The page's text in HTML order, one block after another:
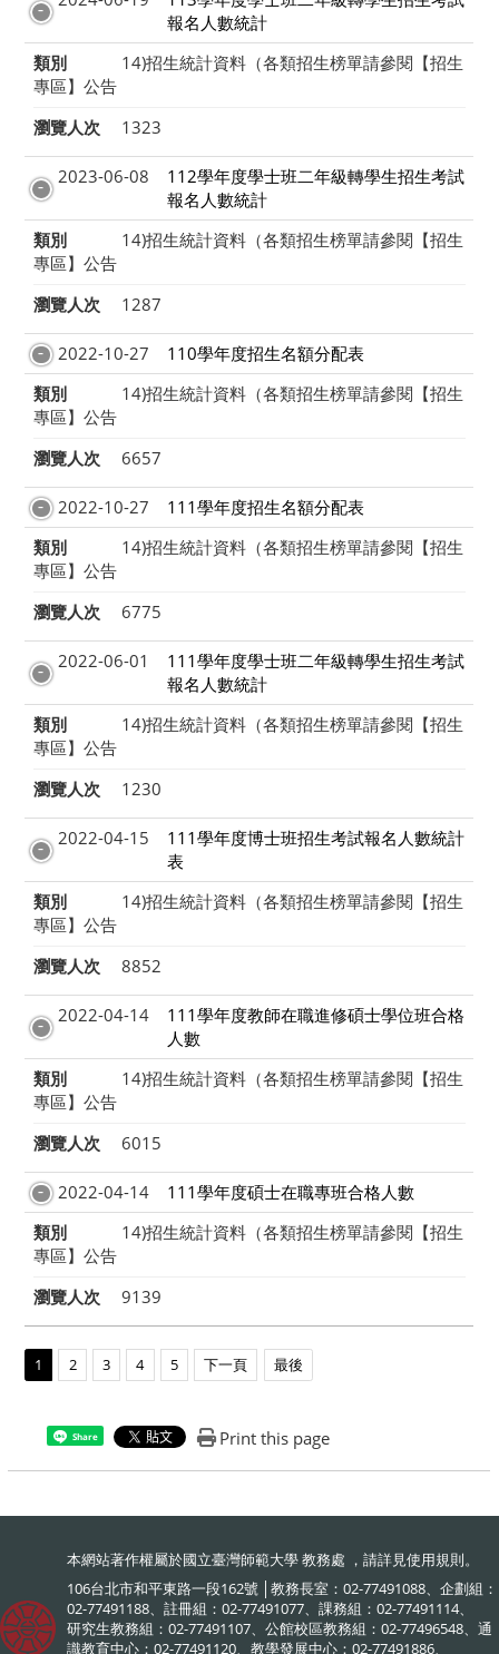
報名人數統計
類別
14)招生統計資料（各類招生榜單請參閱【招生
專區】公告
瀏覽人次
1323
2023-06-08
112學年度學士班二年級轉學生招生考試
報名人數統計
類別
14)招生統計資料（各類招生榜單請參閱【招生
專區】公告
瀏覽人次
1287
2022-10-27
110學年度招生名額分配表
類別
14)招生統計資料（各類招生榜單請參閱【招生
專區】公告
瀏覽人次
6657
2022-10-27
111學年度招生名額分配表
類別
14)招生統計資料（各類招生榜單請參閱【招生
專區】公告
瀏覽人次
6775
2022-06-01
111學年度學士班二年級轉學生招生考試
報名人數統計
類別
14)招生統計資料（各類招生榜單請參閱【招生
專區】公告
瀏覽人次
1230
2022-04-15
111學年度博士班招生考試報名人數統計
表
類別
14)招生統計資料（各類招生榜單請參閱【招生
專區】公告
瀏覽人次
8852
2022-04-14
111學年度教師在職進修碩士學位班合格
人數
類別
14)招生統計資料（各類招生榜單請參閱【招生
專區】公告
瀏覽人次
6015
2022-04-14
111學年度碩士在職專班合格人數
類別
14)招生統計資料（各類招生榜單請參閱【招生
專區】公告
瀏覽人次
9139
1 2 3 4 5 下一頁 最後
Share Print this page
本網站著作權屬於國立臺灣師範大學 教務處 ，請詳見使用規則。
106台北市和平東路一段162號 │教務長室：02-77491088、企劃組：
02-77491188、註冊組：02-77491077、課務組：02-77491114、
研究生教務組：02-77491107、公館校區教務組：02-77496548、通
識教育中心：02-77491120、教學發展中心：02-77491886、